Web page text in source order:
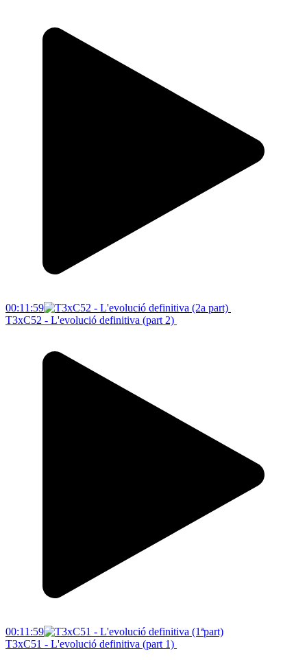
00:11:59
T3xC52 - L'evolució definitiva (part 2)
00:11:59
T3xC51 - L'evolució definitiva (part 1)